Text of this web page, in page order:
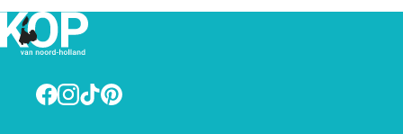
Facebook
Instagram
TikTokPinterest